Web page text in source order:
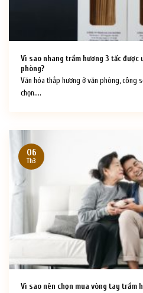
Vì sao nhang trầm hương 3 tấc được
phòng?
Văn hóa thắp hương ở văn phòng, công
chọn....
Vì sao nên chọn mua vòng tay trầm
06
Th3